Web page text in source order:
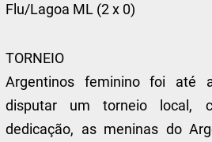
Flu/Lagoa ML (2 x 0)
TORNEIO
Argentinos feminino foi até
disputar um torneio local,
dedicação, as meninas do